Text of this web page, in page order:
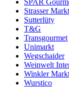
SPAR
Strasser Markt
Sutterlüty
T&G
Transgourmet
Unimarkt
Wegschaider
Weinwelt
Winkler
Wurstico